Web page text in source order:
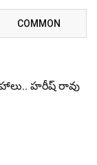
COMMON
హరీష్ రావు